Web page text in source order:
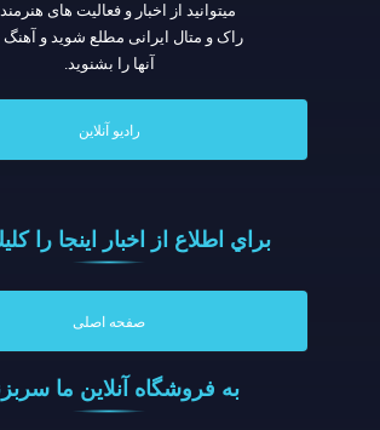
میتوانید از اخبار و فعالیت های
راک و متال ایرانی مطلع شوید و
آنها را بشنوید.
رادیو آنلاین
براي اطلاع از اخبار اينجا را
صفحه اصلی
به فروشگاه آنلاين ما